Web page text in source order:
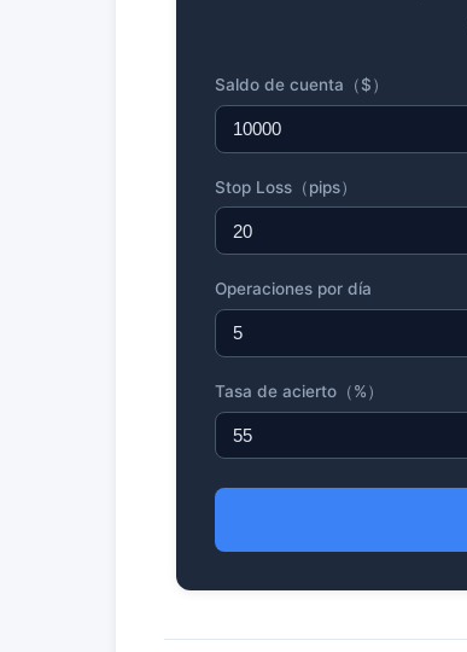
Saldo de cuenta（$）
Stop Loss（pips）
Operaciones por día
Tasa de acierto（%）